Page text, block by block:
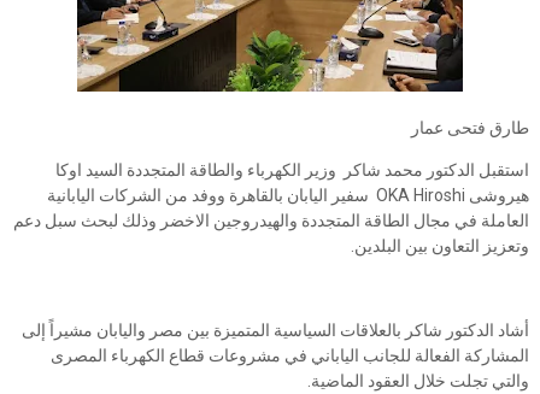
طارق فتحى عمار
استقبل الدكتور محمد شاكر وزير الكهرباء والطاقة المتجددة السيد اوكا
هيروشى OKA Hiroshi سفير اليابان بالقاهرة ووفد من الشركات اليابانية
العاملة في مجال الطاقة المتجددة والهيدروجين الاخضر وذلك لبحث سبل دعم
وتعزيز التعاون بين البلدين.
أشاد الدكتور شاكر بالعلاقات السياسية المتميزة بين مصر واليابان مشيراً إلى
المشاركة الفعالة للجانب الياباني في مشروعات قطاع الكهرباء المصرى
والتي تجلت خلال العقود الماضية.